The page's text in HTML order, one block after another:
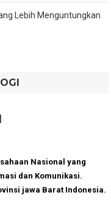
Lebih Menguntungkan
Nasional yang
dan Komunikasi.
jawa Barat Indonesia.